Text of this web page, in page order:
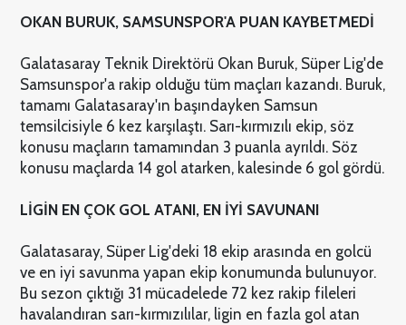
OKAN BURUK, SAMSUNSPOR'A PUAN KAYBETMEDİ
Galatasaray Teknik Direktörü Okan Buruk, Süper Lig'de
Samsunspor'a rakip olduğu tüm maçları kazandı. Buruk,
tamamı Galatasaray'ın başındayken Samsun
temsilcisiyle 6 kez karşılaştı. Sarı-kırmızılı ekip, söz
konusu maçların tamamından 3 puanla ayrıldı. Söz
konusu maçlarda 14 gol atarken, kalesinde 6 gol gördü.
LİGİN EN ÇOK GOL ATANI, EN İYİ SAVUNANI
Galatasaray, Süper Lig'deki 18 ekip arasında en golcü
ve en iyi savunma yapan ekip konumunda bulunuyor.
Bu sezon çıktığı 31 mücadelede 72 kez rakip fileleri
havalandıran sarı-kırmızılılar, ligin en fazla gol atan